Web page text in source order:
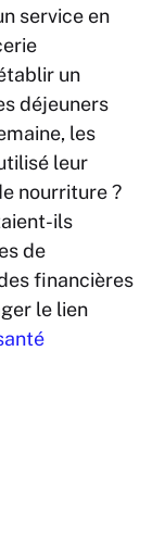
service en
un
déjeuners
les
leur
nourriture ?
ils
de
financières
le lien